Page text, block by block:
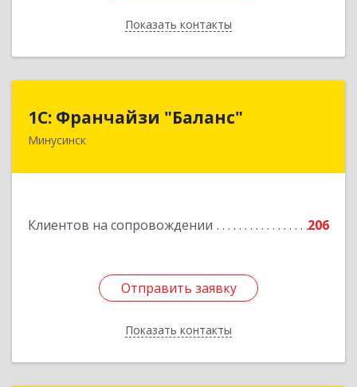
Показать контакты
Назад
1С: Франчайзи "Баланс"
Минусинск
Клиентов на сопровождении 206
Отправить заявку
Показать контакты
1С: Франчайзи "Баланс"
662610, Красноярский край, Минусинск г,
Отправить заявку
Назад